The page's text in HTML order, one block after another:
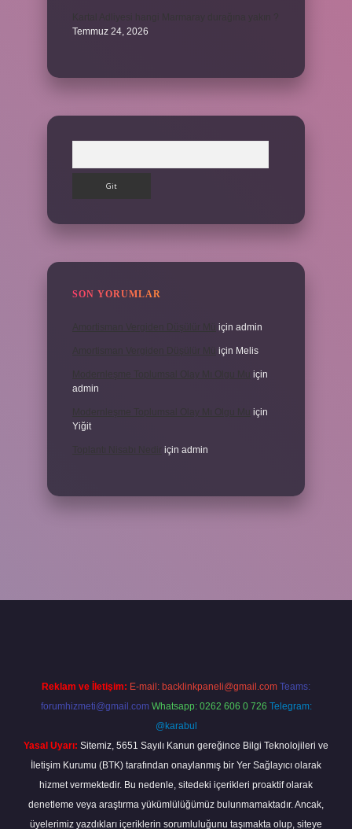
Temmuz 24, 2026
SON YORUMLAR
için admin
için Melis
için
admin
için
Yiğit
için admin
Reklam ve İletişim: E-mail: backlinkpaneli@gmail.com Teams:
forumhizmeti@gmail.com Whatsapp: 0262 606 0 726 Telegram:
@karabul
Yasal Uyarı: Sitemiz, 5651 Sayılı Kanun gereğince Bilgi Teknolojileri ve
İletişim Kurumu (BTK) tarafından onaylanmış bir Yer Sağlayıcı olarak
hizmet vermektedir. Bu nedenle, sitedeki içerikleri proaktif olarak
denetleme veya araştırma yükümlülüğümüz bulunmamaktadır. Ancak,
üyelerimiz yazdıkları içeriklerin sorumluluğunu taşımakta olup, siteye